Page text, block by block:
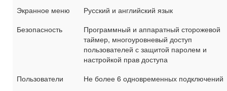
Экранное меню
Русский и английский язык
Безопасность
Программный и аппаратный сторожевой
таймер, многоуровневый доступ
пользователей с защитой паролем и
настройкой прав доступа
Пользователи
Не более 6 одновременных подключений